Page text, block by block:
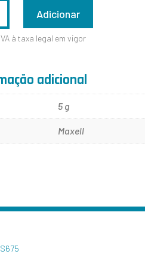
Adicionar
à taxa legal em vigor
adicional
5 g
Maxell
S675